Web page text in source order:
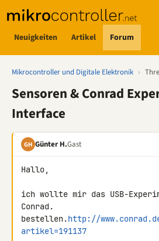
Neuigkeiten Artikel Forum
Mikrocontroller und Digitale Elektronik ›
Sensoren & Conrad
Interface
GH Günter H.Gast
Hallo,
ich wollte mir das USB-
Conrad.
bestellen.http://
artikel=191137